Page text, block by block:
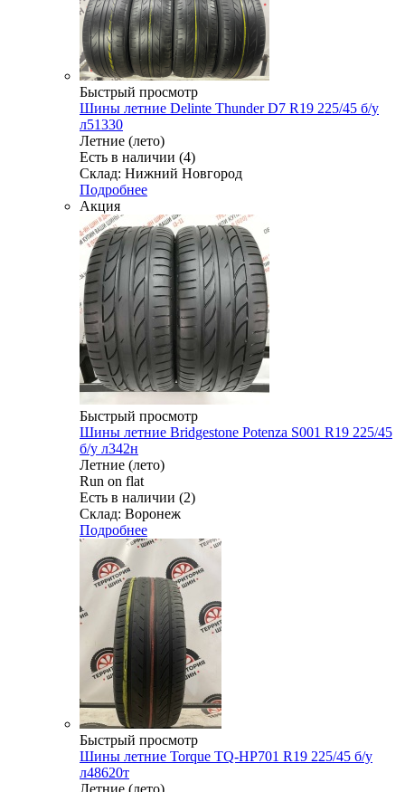
Быстрый просмотр
Шины летние Delinte Thunder D7 R19 225/45 б/у
л51330
Летние (лето)
Есть в наличии (4)
Склад: Нижний Новгород
Подробнее
Акция
Быстрый просмотр
Шины летние Bridgestone Potenza S001 R19 225/45
б/у л342н
Летние (лето)
Run on flat
Есть в наличии (2)
Склад: Воронеж
Подробнее
Быстрый просмотр
Шины летние Torque TQ-HP701 R19 225/45 б/у
л48620т
Летние (лето)